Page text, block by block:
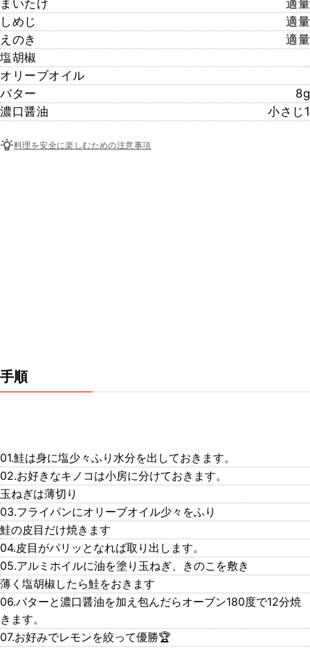
まいたけ
適量
しめじ
適量
えのき
適量
塩胡椒
オリーブオイル
バター
8g
濃口醤油
小さじ1
料理を安全に楽しむための注意事項
手順
01.鮭は身に塩少々ふり水分を出しておきます。
02.お好きなキノコは小房に分けておきます。
玉ねぎは薄切り
03.フライパンにオリーブオイル少々をふり
鮭の皮目だけ焼きます
04.皮目がパリッとなれば取り出します。
05.アルミホイルに油を塗り玉ねぎ、きのこを敷き
薄く塩胡椒したら鮭をおきます
06.バターと濃口醤油を加え包んだらオーブン180度で12分焼
きます。
07.お好みでレモンを絞って優勝🏆